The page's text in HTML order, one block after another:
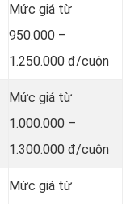
Mức giá từ
950.000 –
1.250.000 đ/cuộn
Mức giá từ
1.000.000 –
1.300.000 đ/cuộn
Mức giá từ